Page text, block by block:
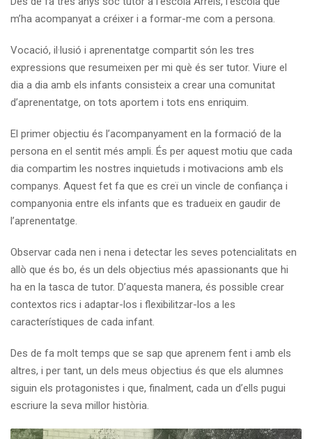
m’ha acompanyat a créixer i a formar-me com a persona.
Vocació, il·lusió i aprenentatge compartit són les tres
expressions que resumeixen per mi què és ser tutor. Viure el
dia a dia amb els infants consisteix a crear una comunitat
d’aprenentatge, on tots aportem i tots ens enriquim.
El primer objectiu és l’acompanyament en la formació de la
persona en el sentit més ampli. És per aquest motiu que cada
dia compartim les nostres inquietuds i motivacions amb els
companys. Aquest fet fa que es creï un vincle de confiança i
companyonia entre els infants que es tradueix en gaudir de
l’aprenentatge.
Observar cada nen i nena i detectar les seves potencialitats en
allò que és bo, és un dels objectius més apassionants que hi
ha en la tasca de tutor. D’aquesta manera, és possible crear
contextos rics i adaptar-los i flexibilitzar-los a les
característiques de cada infant.
Des de fa molt temps que se sap que aprenem fent i amb els
altres, i per tant, un dels meus objectius és que els alumnes
siguin els protagonistes i que, finalment, cada un d’ells pugui
escriure la seva millor història.